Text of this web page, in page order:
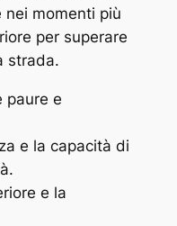
nei momenti più
per superare
strada.
paure e
e la capacità di
e la